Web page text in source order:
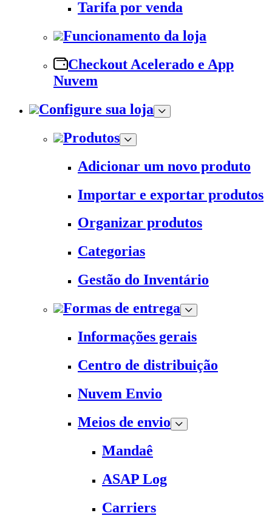
Tarifa por venda
Funcionamento da loja
Checkout Acelerado e App
Nuvem
Configure sua loja
Produtos
Adicionar um novo produto
Importar e exportar produtos
Organizar produtos
Categorias
Gestão do Inventário
Formas de entrega
Informações gerais
Centro de distribuição
Nuvem Envio
Meios de envio
Mandaê
ASAP Log
Carriers